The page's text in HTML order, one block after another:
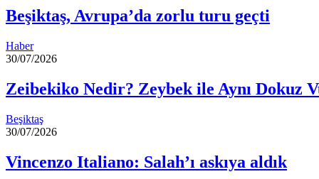
Beşiktaş, Avrupa’da zorlu turu geçti
Haber
30/07/2026
Zeibekiko Nedir? Zeybek ile Aynı Dokuz
Beşiktaş
30/07/2026
Vincenzo Italiano: Salah’ı askıya aldık